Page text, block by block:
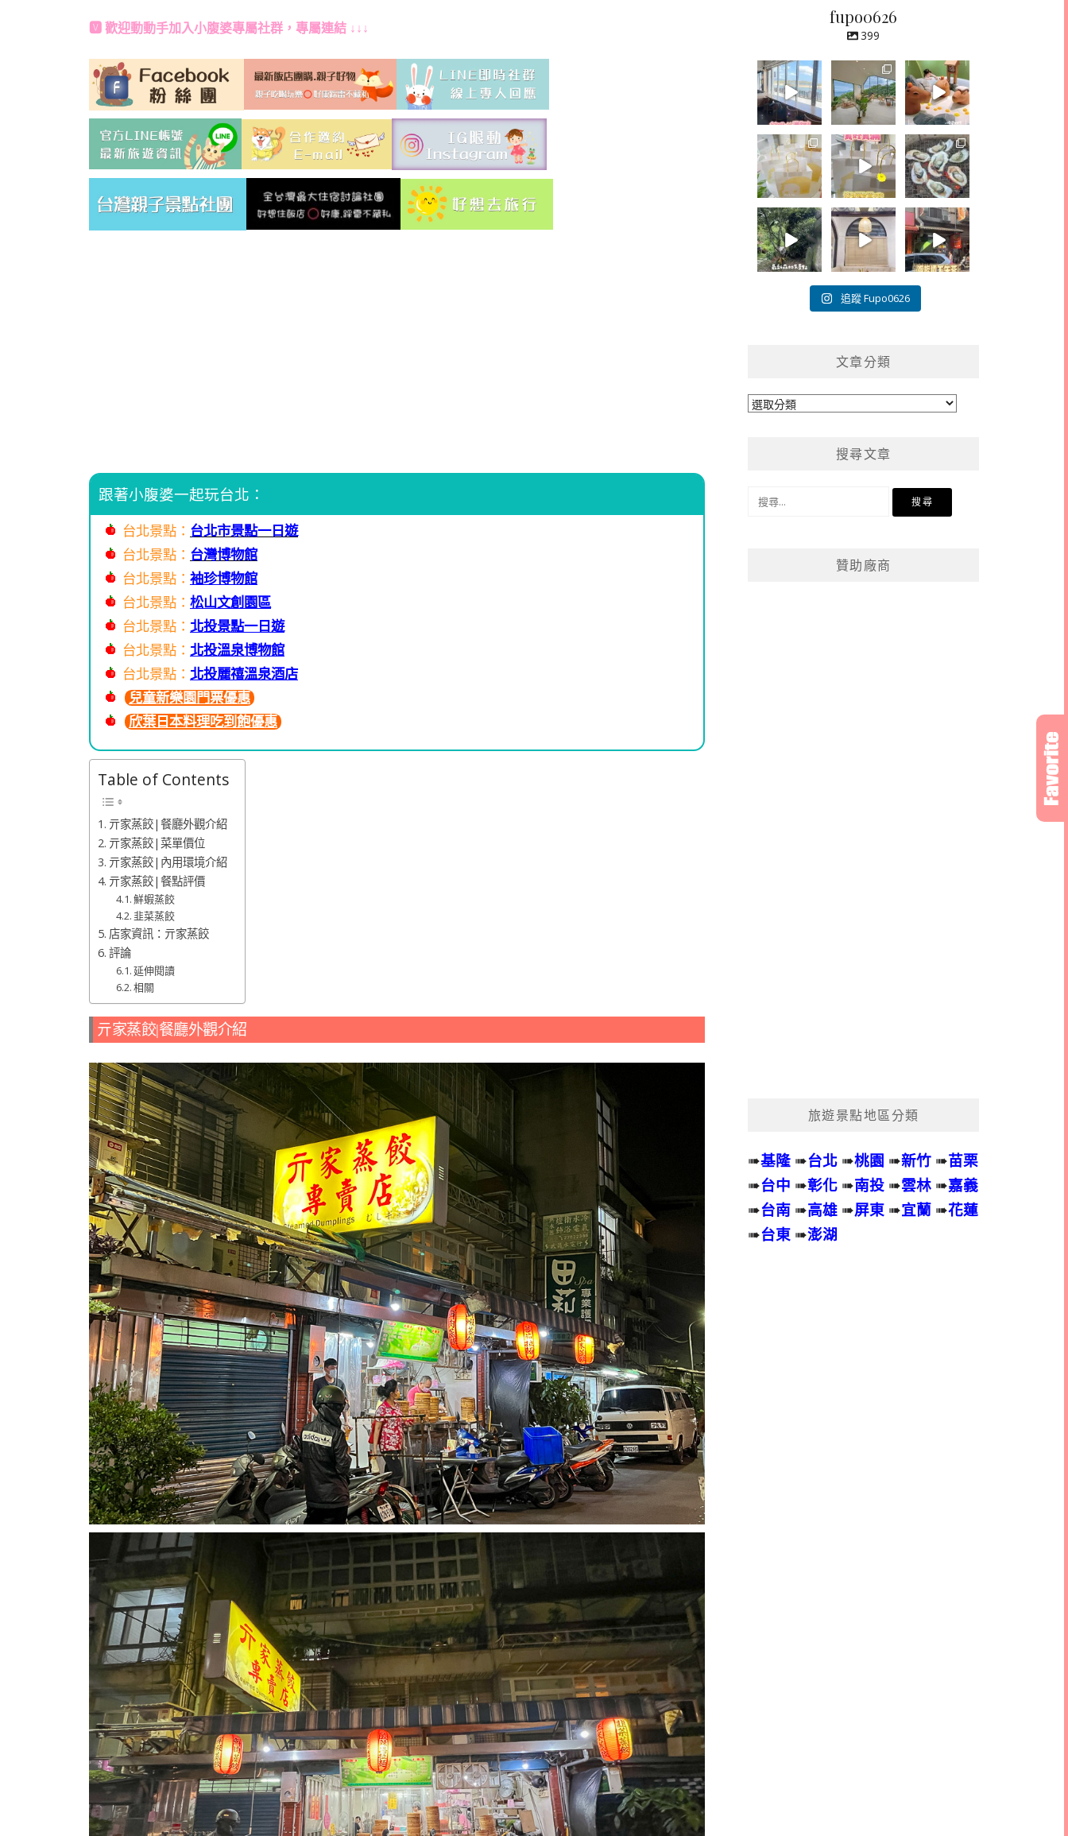
🆅 歡迎動動手加入小腹婆專屬社群 ，專屬連結 ↓↓↓
跟著小腹婆一起玩台北：
台北景點： 台北市景點一日遊
台北景點： 台灣博物館
台北景點： 袖珍博物館
台北景點： 松山文創園區
台北景點： 北投景點一日遊
台北景點： 北投溫泉博物館
台北景點： 北投麗禧溫泉酒店
兒童新樂園門票優惠
欣葉日本料理吃到飽優惠
Table of Contents
亓家蒸餃|餐廳外觀介紹
亓家蒸餃|菜單價位
亓家蒸餃|內用環境介紹
亓家蒸餃|餐點評價
鮮蝦蒸餃
韭菜蒸餃
店家資訊：亓家蒸餃
評論
延伸閱讀
相關
亓家蒸餃|餐廳外觀介紹
fupo0626
399
追蹤 Fupo0626
文章分類
文
搜尋文章
贊助廠商
旅遊景點地區分類
➠基隆 ➠台北 ➠桃園 ➠新竹 ➠苗栗
➠台中 ➠彰化 ➠南投 ➠雲林 ➠嘉義
➠台南 ➠高雄 ➠屏東 ➠宜蘭 ➠花蓮
➠台東 ➠澎湖